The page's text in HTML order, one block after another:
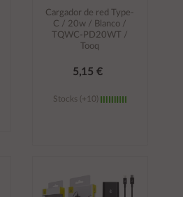
Cargador de red Type-
C / 20w / Blanco /
TQWC-PD20WT /
Tooq
5,15 €
Stocks (+10)